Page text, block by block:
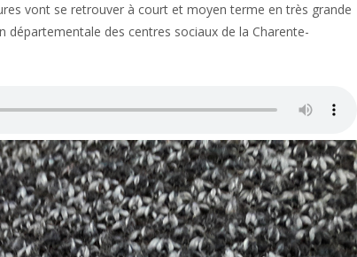
vont se retrouver à court et moyen terme en très grande
des centres sociaux de la Charente-